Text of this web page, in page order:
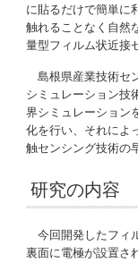
に貼るだけで簡単に
触れることなく自然
量型フィルム状近接
島根県産業技術セ
シミュレーション技
界シミュレーション
化を行い、それによ
触センシング技術の
研究の内容
今回開発したフィ
裏面に電極が設置さ